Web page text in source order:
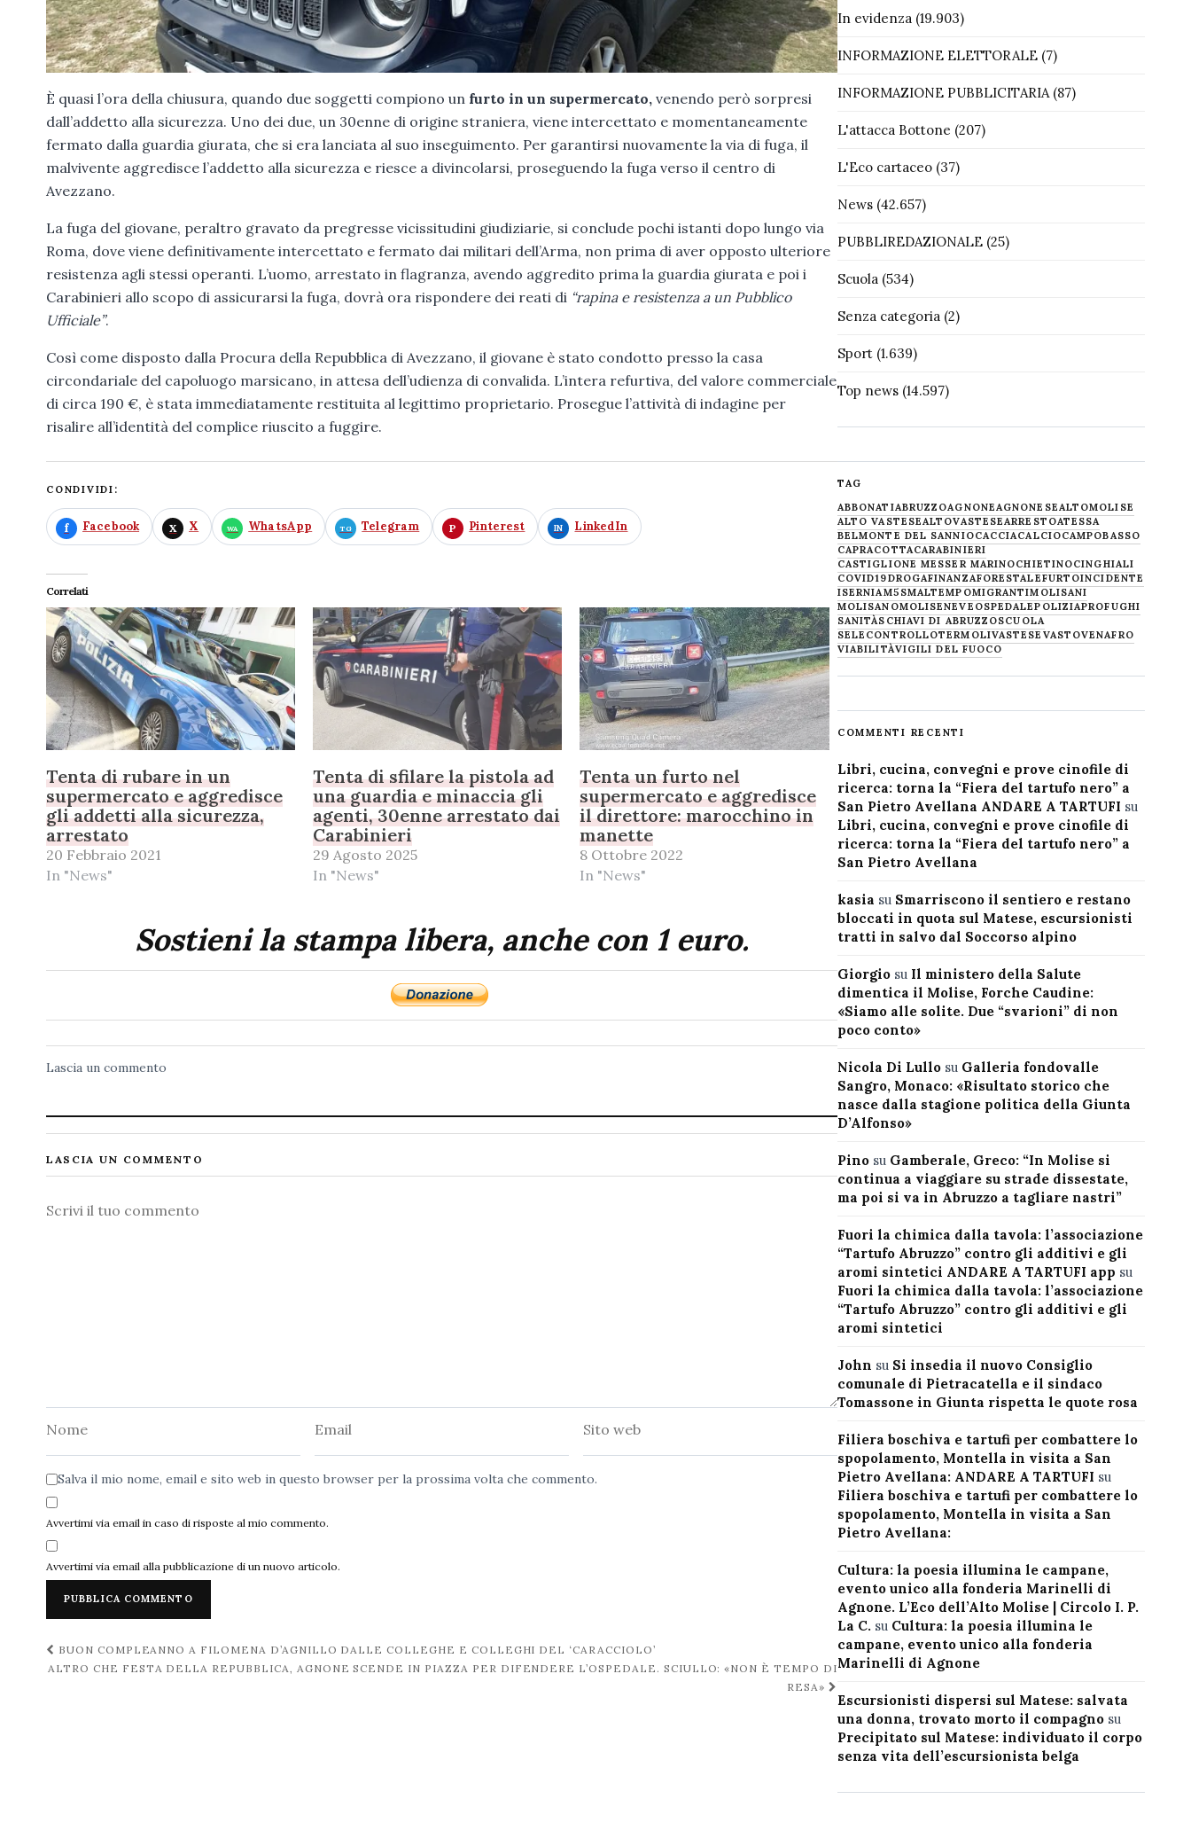
È quasi l’ora della chiusura, quando due soggetti compiono un furto in un supermercato, venendo però sorpresi
dall’addetto alla sicurezza. Uno dei due, un 30enne di origine straniera, viene intercettato e momentaneamente
fermato dalla guardia giurata, che si era lanciata al suo inseguimento. Per garantirsi nuovamente la via di fuga, il
malvivente aggredisce l’addetto alla sicurezza e riesce a divincolarsi, proseguendo la fuga verso il centro di
Avezzano.
La fuga del giovane, peraltro gravato da pregresse vicissitudini giudiziarie, si conclude pochi istanti dopo lungo via
Roma, dove viene definitivamente intercettato e fermato dai militari dell’Arma, non prima di aver opposto ulteriore
resistenza agli stessi operanti. L’uomo, arrestato in flagranza, avendo aggredito prima la guardia giurata e poi i
Carabinieri allo scopo di assicurarsi la fuga, dovrà ora rispondere dei reati di “rapina e resistenza a un Pubblico
Ufficiale”.
Così come disposto dalla Procura della Repubblica di Avezzano, il giovane è stato condotto presso la casa
circondariale del capoluogo marsicano, in attesa dell’udienza di convalida. L’intera refurtiva, del valore commerciale
di circa 190 €, è stata immediatamente restituita al legittimo proprietario. Prosegue l’attività di indagine per
risalire all’identità del complice riuscito a fuggire.
CONDIVIDI:
Facebook X WhatsApp Telegram Pinterest LinkedIn
Correlati
Tenta di rubare in un
supermercato e aggredisce
gli addetti alla sicurezza,
arrestato
20 Febbraio 2021
In "News"
Tenta di sfilare la pistola ad
una guardia e minaccia gli
agenti, 30enne arrestato dai
Carabinieri
29 Agosto 2025
In "News"
Tenta un furto nel
supermercato e aggredisce
il direttore: marocchino in
manette
8 Ottobre 2022
In "News"
Sostieni la stampa libera, anche con 1 euro.
Lascia un commento
LASCIA UN COMMENTO
Commento
Salva il mio nome, email e sito web in questo browser per la prossima volta che commento.
Avvertimi via email in caso di risposte al mio commento.
Avvertimi via email alla pubblicazione di un nuovo articolo.
Navigazione
post
BUON COMPLEANNO A FILOMENA D’AGNILLO DALLE COLLEGHE E COLLEGHI DEL ‘CARACCIOLO’
ALTRO CHE FESTA DELLA REPUBBLICA, AGNONE SCENDE IN PIAZZA PER DIFENDERE L’OSPEDALE. SCIULLO: «NON È TEMPO DI
RESA»
In evidenza(19.903)
INFORMAZIONE ELETTORALE(7)
INFORMAZIONE PUBBLICITARIA(87)
L'attacca Bottone (207)
L'Eco cartaceo(37)
News(42.657)
PUBBLIREDAZIONALE(25)
Scuola(534)
Senza categoria(2)
Sport(1.639)
Top news(14.597)
TAG
ABBONATIABRUZZOAGNONEAGNONESEALTOMOLISE
ALTO VASTESEALTOVASTESEARRESTOATESSA
BELMONTE DEL SANNIOCACCIACALCIOCAMPOBASSO
CAPRACOTTACARABINIERI
CASTIGLIONE MESSER MARINOCHIETINOCINGHIALI
COVID19DROGAFINANZAFORESTALEFURTOINCIDENTE
ISERNIAM5SMALTEMPOMIGRANTIMOLISANI
MOLISANOMOLISENEVE OSPEDALEPOLIZIAPROFUGHI
SANITÀSCHIAVI DI ABRUZZOSCUOLA
SELECONTROLLOTERMOLIVASTESE VASTOVENAFRO
VIABILITÀVIGILI DEL FUOCO
COMMENTI RECENTI
Libri, cucina, convegni e prove cinofile di
ricerca: torna la “Fiera del tartufo nero” a
San Pietro Avellana ANDARE A TARTUFI su
Libri, cucina, convegni e prove cinofile di
ricerca: torna la “Fiera del tartufo nero” a
San Pietro Avellana
kasia su Smarriscono il sentiero e restano
bloccati in quota sul Matese, escursionisti
tratti in salvo dal Soccorso alpino
Giorgiosu Il ministero della Salute
dimentica il Molise, Forche Caudine:
«Siamo alle solite. Due “svarioni” di non
poco conto»
Nicola Di Lullosu Galleria fondovalle
Sangro, Monaco: «Risultato storico che
nasce dalla stagione politica della Giunta
D’Alfonso»
Pinosu Gamberale, Greco: “In Molise si
continua a viaggiare su strade dissestate,
ma poi si va in Abruzzo a tagliare nastri”
Fuori la chimica dalla tavola: l’associazione
“Tartufo Abruzzo” contro gli additivi e gli
aromi sintetici ANDARE A TARTUFI app su
Fuori la chimica dalla tavola: l’associazione
“Tartufo Abruzzo” contro gli additivi e gli
aromi sintetici
John su Si insedia il nuovo Consiglio
comunale di Pietracatella e il sindaco
Tomassone in Giunta rispetta le quote rosa
Filiera boschiva e tartufi per combattere lo
spopolamento, Montella in visita a San
Pietro Avellana: ANDARE A TARTUFI su
Filiera boschiva e tartufi per combattere lo
spopolamento, Montella in visita a San
Pietro Avellana:
Cultura: la poesia illumina le campane,
evento unico alla fonderia Marinelli di
Agnone. L’Eco dell’Alto Molise | Circolo I. P.
La C. su Cultura: la poesia illumina le
campane, evento unico alla fonderia
Marinelli di Agnone
Escursionisti dispersi sul Matese: salvata
una donna, trovato morto il compagnosu
Precipitato sul Matese: individuato il corpo
senza vita dell’escursionista belga